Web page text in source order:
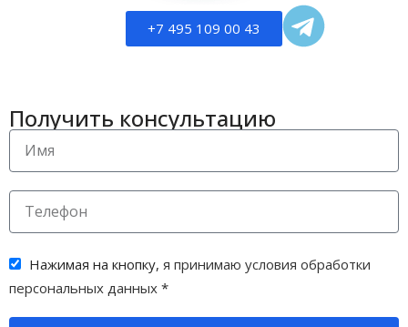
+7 495 109 00 43
Получить консультацию
Нажимая на кнопку, я принимаю условия обработки
персональных данных *